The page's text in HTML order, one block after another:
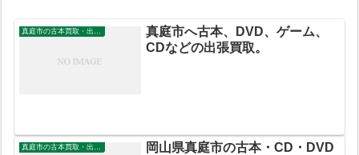
真庭市へ古本、DVD、ゲーム、
CDなどの出張買取。
岡山県真庭市の古本・CD・DVD